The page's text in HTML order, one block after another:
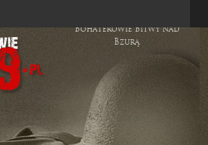
Bohaterowie Bitwy nad
Bzurą